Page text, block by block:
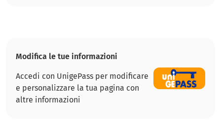
Modifica le tue informazioni
Accedi con UnigePass per modificare
e personalizzare la tua pagina con
altre informazioni